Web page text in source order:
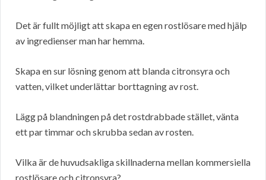
Det är fullt möjligt att skapa en egen rostlösare med hjälp
av ingredienser man har hemma.
Skapa en sur lösning genom att blanda citronsyra och
vatten, vilket underlättar borttagning av rost.
Lägg på blandningen på det rostdrabbade stället, vänta
ett par timmar och skrubba sedan av rosten.
Vilka är de huvudsakliga skillnaderna mellan kommersiella
rostlösare och citronsyra?